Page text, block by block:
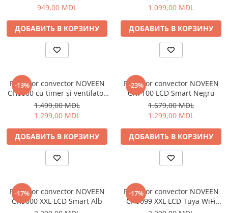
Автотовары и Автоаксессуары
Аксессуары для Мойки Авто
Зеркала
Инструменты и оборудование
Номер на лобовом стекле
Компрессоры
Портативные пылесосы
Бытовая техника
Климатизация
Вентиляторы
Кондиционеры
949,00 MDL
ДОБАВИТЬ В КОРЗИНУ
1.099,00 MDL
ДОБАВИТЬ В КОРЗИНУ
-13%
Radiator convector NOVEEN
CH6000 cu timer și ventilator
turbo
1.499,00 MDL
1.299,00 MDL
ДОБАВИТЬ В КОРЗИНУ
-23%
Radiator convector NOVEEN
CH7100 LCD Smart Negru
1.679,00 MDL
1.299,00 MDL
ДОБАВИТЬ В КОРЗИНУ
-17%
Radiator convector NOVEEN
CH9000 XXL LCD Smart Alb
-17%
Radiator convector NOVEEN
CH9099 XXL LCD Tuya WiFi
Smart Alb